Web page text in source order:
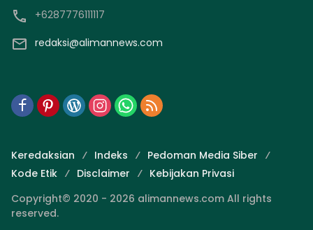
+6287776111117
redaksi@alimannews.com
Keredaksian Indeks
Pedoman Media Siber
Kode Etik
Disclaimer
Kebijakan Privasi
Copyright© 2020 - 2026 alimannews.com All rights
reserved.